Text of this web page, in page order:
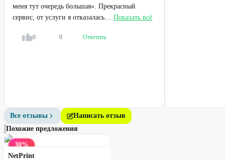
меня тут очередь большая». Прекрасный
сервис, от услуги я отказалась… Показать всё
0 0 Ответить
Все отзывы
Написать отзыв
Похожие предложения
30%
NetPrint